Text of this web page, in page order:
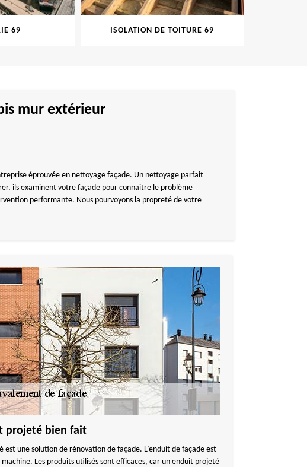
69 ISOLATION DE TOITURE 69
mur extérieur
éprouvée en nettoyage façade. Un nettoyage parfait
ils examinent votre façade pour connaitre le problème
performante. Nous pourvoyons la propreté de votre
projeté bien fait
est une solution de rénovation de façade. L’enduit de façade est
machine. Les produits utilisés sont efficaces, car un enduit projeté